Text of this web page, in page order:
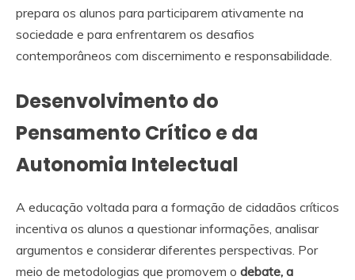
prepara os alunos para participarem ativamente na
sociedade e para enfrentarem os desafios
contemporâneos com discernimento e responsabilidade.
Desenvolvimento do
Pensamento Crítico e da
Autonomia Intelectual
A educação voltada para a formação de cidadãos críticos
incentiva os alunos a questionar informações, analisar
argumentos e considerar diferentes perspectivas. Por
meio de metodologias que promovem o debate, a